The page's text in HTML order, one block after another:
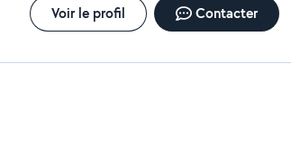
Voir le profil Contacter